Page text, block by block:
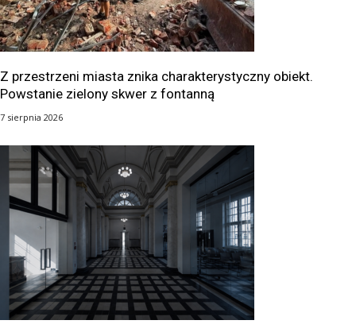
Z przestrzeni miasta znika charakterystyczny obiekt.
Powstanie zielony skwer z fontanną
7 sierpnia 2026